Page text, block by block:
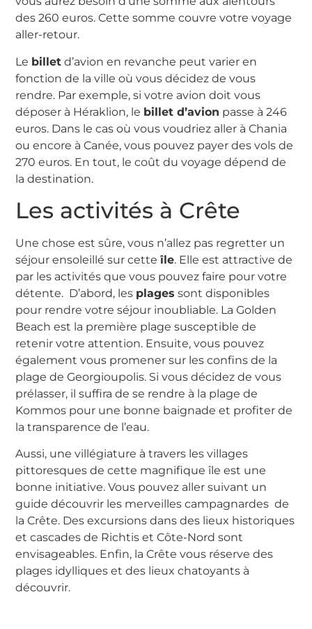
des 260 euros. Cette somme couvre votre voyage
aller-retour.
Le billet d’avion en revanche peut varier en
fonction de la ville où vous décidez de vous
rendre. Par exemple, si votre avion doit vous
déposer à Héraklion, le billet d’avion passe à 246
euros. Dans le cas où vous voudriez aller à Chania
ou encore à Canée, vous pouvez payer des vols de
270 euros. En tout, le coût du voyage dépend de
la destination.
Les activités à Crête
Une chose est sûre, vous n’allez pas regretter un
séjour ensoleillé sur cetteîle. Elle est attractive de
par les activités que vous pouvez faire pour votre
détente. D’abord, les plages sont disponibles
pour rendre votre séjour inoubliable. La Golden
Beach est la première plage susceptible de
retenir votre attention. Ensuite, vous pouvez
également vous promener sur les confins de la
plage de Georgioupolis. Si vous décidez de vous
prélasser, il suffira de se rendre à la plage de
Kommos pour une bonne baignade et profiter de
la transparence de l’eau.
Aussi, une villégiature à travers les villages
pittoresques de cette magnifique île est une
bonne initiative. Vous pouvez aller suivant un
guide découvrir les merveilles campagnardes de
la Crête. Des excursions dans des lieux historiques
et cascades de Richtis et Côte-Nord sont
envisageables. Enfin, la Crête vous réserve des
plages idylliques et des lieux chatoyants à
découvrir.